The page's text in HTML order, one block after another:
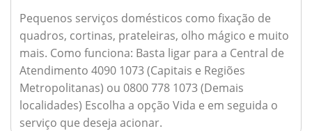
Pequenos serviços domésticos como fixação de
quadros, cortinas, prateleiras, olho mágico e muito
mais. Como funciona: Basta ligar para a Central de
Atendimento 4090 1073 (Capitais e Regiões
Metropolitanas) ou 0800 778 1073 (Demais
localidades) Escolha a opção Vida e em seguida o
serviço que deseja acionar.